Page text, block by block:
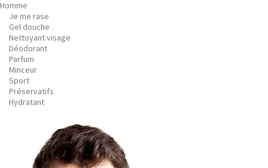
Homme
Je me rase
Gel douche
Nettoyant visage
Déodorant
Parfum
Minceur
Sport
Préservatifs
Hydratant